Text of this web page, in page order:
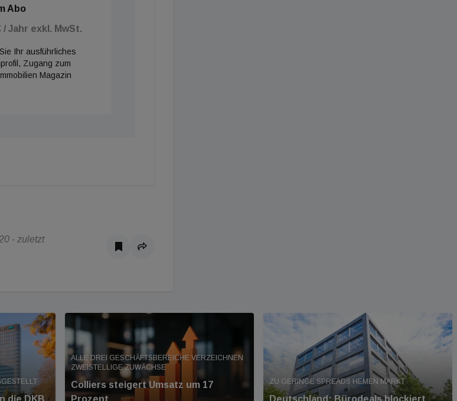
Abo
/ Jahr exkl. MwSt.
Ihr ausführliches
Zugang zum
Magazin
- zuletzt
die DKB
ALLE DREI GESCHÄFTSBEREICHE VERZEICHNEN
ZWEISTELLIGE ZUWÄCHSE
Colliers steigert Umsatz um 17
Prozent
ZU GERINGE SPREADS HEMEN MARKT
Deutschland: Bürodeals blockiert